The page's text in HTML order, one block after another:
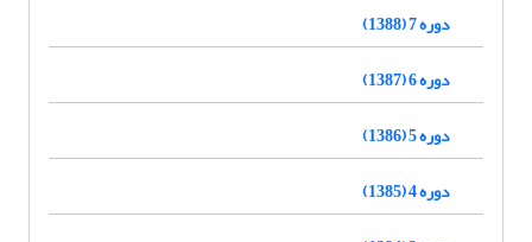
دوره 7 (1388)
دوره 6 (1387)
دوره 5 (1386)
دوره 4 (1385)